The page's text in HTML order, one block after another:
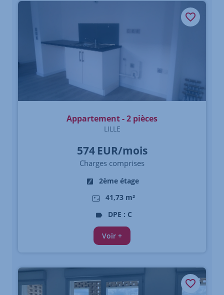
Appartement - 2 pièces
LILLE
574 EUR/mois
Charges comprises
2ème étage
41,73 m²
DPE : C
Voir +